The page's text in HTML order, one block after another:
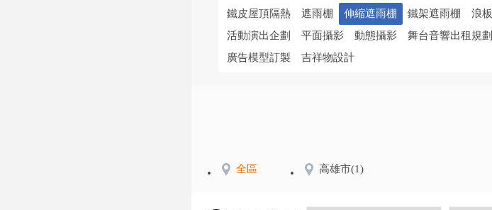
鐵皮屋頂隔熱
遮雨棚 伸縮遮雨棚 鐵架遮雨棚 浪板
活動演出企劃
平面攝影 動態攝影 舞台音響出租規劃
廣告模型訂製
吉祥物設計
全區 高雄市(1)